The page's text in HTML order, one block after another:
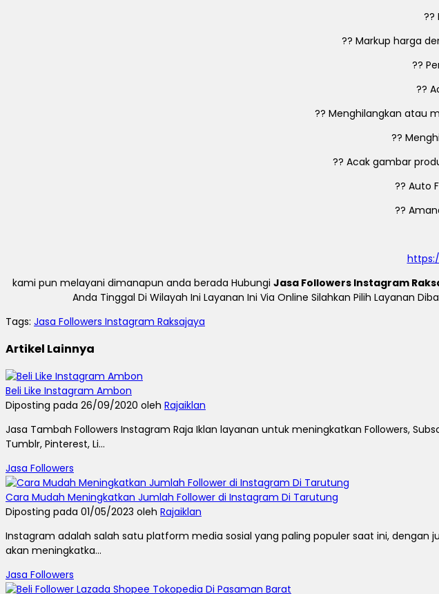
??
?? Markup harga
??
??
?? Menghilangkan atau
??
?? Acak gambar
?? Auto
??
kami pun melayani dimanapun anda berada Hubungi Jasa Followers Instagram
Anda Tinggal Di Wilayah Ini Layanan Ini Via Online Silahkan Pilih Layanan
Tags: Jasa Followers Instagram Raksajaya
Artikel Lainnya
Beli Like Instagram Ambon
Diposting pada 26/09/2020 oleh Rajaiklan
Jasa Tambah Followers Instagram Raja Iklan layanan untuk meningkatkan Followers,
Tumblr, Pinterest, Li...
Jasa Followers
Cara Mudah Meningkatkan Jumlah Follower di Instagram Di Tarutung
Diposting pada 01/05/2023 oleh Rajaiklan
Instagram adalah salah satu platform media sosial yang paling populer saat ini,
akan meningkatka...
Jasa Followers